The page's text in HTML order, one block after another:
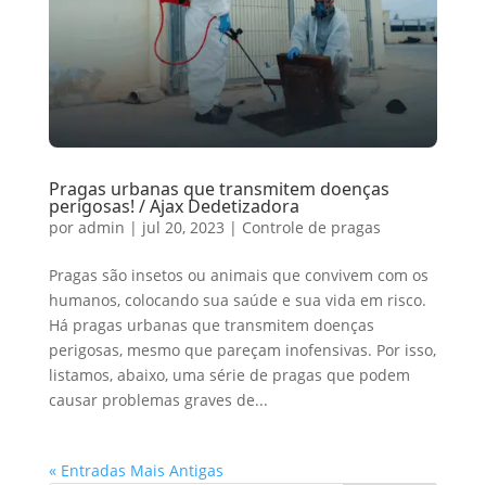
Pragas urbanas que transmitem doenças
perigosas! / Ajax Dedetizadora
por admin | jul 20, 2023 | Controle de pragas
Pragas são insetos ou animais que convivem com os
humanos, colocando sua saúde e sua vida em risco.
Há pragas urbanas que transmitem doenças
perigosas, mesmo que pareçam inofensivas. Por isso,
listamos, abaixo, uma série de pragas que podem
causar problemas graves de...
« Entradas Mais Antigas